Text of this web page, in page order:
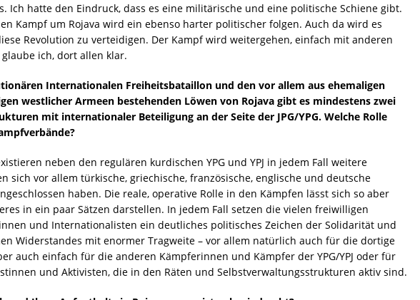
Ich hatte den Eindruck, dass es eine militärische und eine politische Schiene gibt.
Kampf um Rojava wird ein ebenso harter politischer folgen. Auch da wird es
Revolution zu verteidigen. Der Kampf wird weitergehen, einfach mit anderen
ich, dort allen klar.
Internationalen Freiheitsbataillon und den vor allem aus ehemaligen
westlicher Armeen bestehenden Löwen von Rojava gibt es mindestens zwei
mit internationaler Beteiligung an der Seite der JPG/YPG. Welche Rolle
neben den regulären kurdischen YPG und YPJ in jedem Fall weitere
sich vor allem türkische, griechische, französische, englische und deutsche
haben. Die reale, operative Rolle in den Kämpfen lässt sich so aber
in ein paar Sätzen darstellen. In jedem Fall setzen die vielen freiwilligen
und Internationalisten ein deutliches politisches Zeichen der Solidarität und
Widerstandes mit enormer Tragweite – vor allem natürlich auch für die dortige
auch einfach für die anderen Kämpferinnen und Kämpfer der YPG/YPJ oder für
und Aktivisten, die in den Räten und Selbstverwaltungsstrukturen aktiv sind.